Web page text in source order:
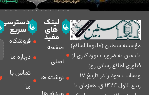
مؤسسه سبطين (عليهماالسلام)
با يقين به ضرورت بهره گیرى از
فناورى اطلاع رسانى روز،
وبسایت خود را در تاريخ 17
ربيع الاول 1424 ق. همزمان با
لینک
های
مفید
صفحه
اصلی
نوشته ها
دسترسی
سریع
فروشگاه
درباره ما
تماس با
ما